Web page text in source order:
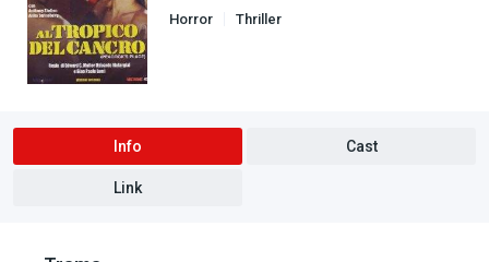
Horror
Thriller
Info Cast
Link